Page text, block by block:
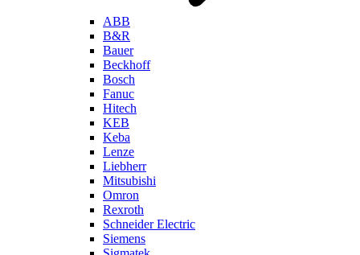
ABB
B&R
Bauer
Beckhoff
Bosch
Fanuc
Hitech
KEB
Keba
Lenze
Liebherr
Mitsubishi
Omron
Rexroth
Schneider Electric
Siemens